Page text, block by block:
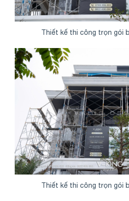
Thiết kế thi công trọn gói
Thiết kế thi công trọn gói